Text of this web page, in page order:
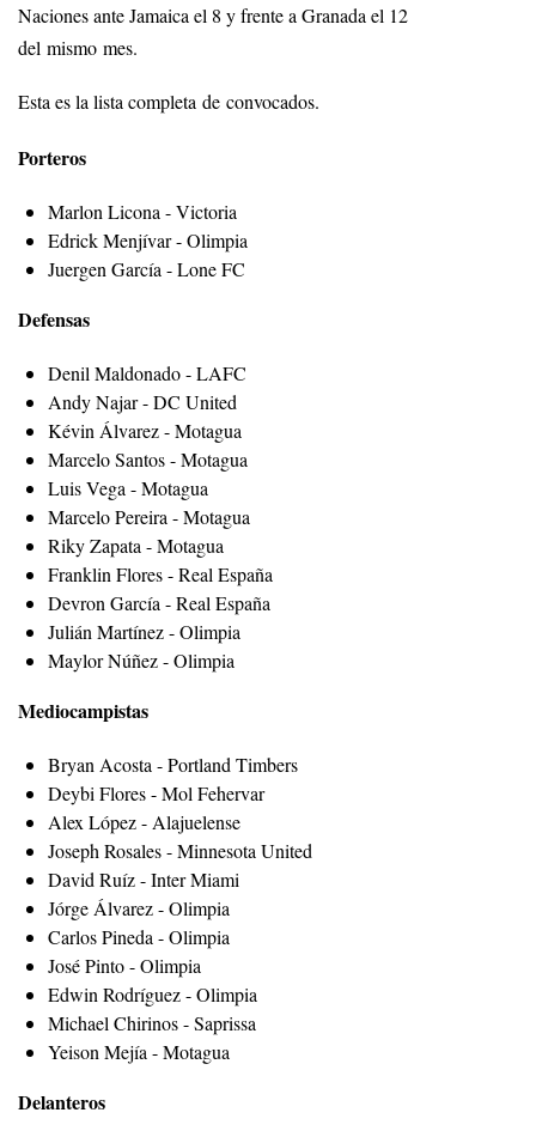
Naciones ante Jamaica el 8 y frente a Granada el 12
del mismo mes.
Esta es la lista completa de convocados.
Porteros
Marlon Licona - Victoria
Edrick Menjívar - Olimpia
Juergen García - Lone FC
Defensas
Denil Maldonado - LAFC
Andy Najar - DC United
Kévin Álvarez - Motagua
Marcelo Santos - Motagua
Luis Vega - Motagua
Marcelo Pereira - Motagua
Riky Zapata - Motagua
Franklin Flores - Real España
Devron García - Real España
Julián Martínez - Olimpia
Maylor Núñez - Olimpia
Mediocampistas
Bryan Acosta - Portland Timbers
Deybi Flores - Mol Fehervar
Alex López - Alajuelense
Joseph Rosales - Minnesota United
David Ruíz - Inter Miami
Jórge Álvarez - Olimpia
Carlos Pineda - Olimpia
José Pinto - Olimpia
Edwin Rodríguez - Olimpia
Michael Chirinos - Saprissa
Yeison Mejía - Motagua
Delanteros